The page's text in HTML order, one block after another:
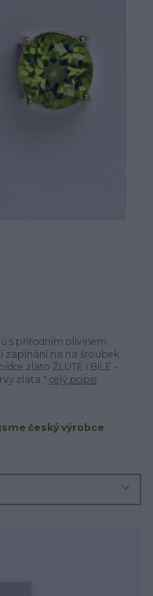
s přírodním olivínem.
zapínání na na šroubek.
zlato ŽLUTÉ i BÍLÉ -
zlata " celý popis
český výrobce